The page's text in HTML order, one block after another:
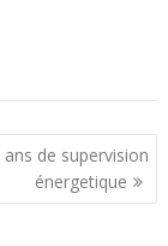
ans de supervision
énergetique